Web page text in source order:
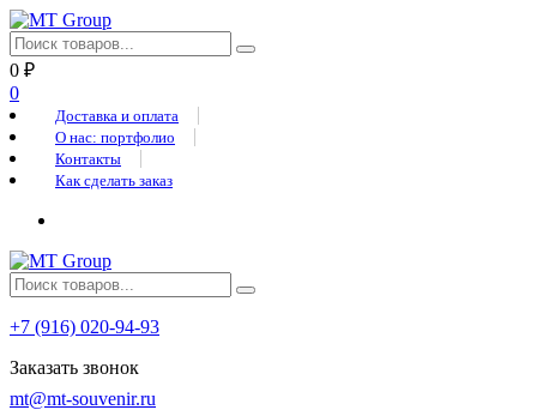
0 ₽
0
Доставка и оплата
О нас: портфолио
Контакты
Как сделать заказ
+7 (916) 020-94-93
Заказать звонок
mt@mt-souvenir.ru